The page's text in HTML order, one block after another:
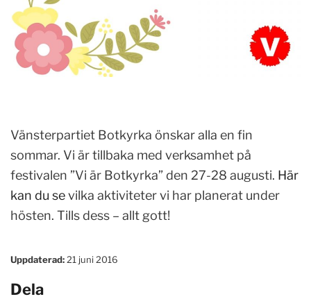
Vänsterpartiet Botkyrka önskar alla en fin
sommar. Vi är tillbaka med verksamhet på
festivalen ”Vi är Botkyrka” den 27-28 augusti. Här
kan du sevilka aktiviteter vi har planerat under
hösten. Tills dess – allt gott!
Uppdaterad: 21 juni 2016
Dela